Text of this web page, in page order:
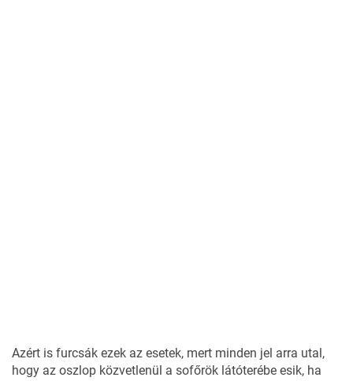
Azért is furcsák ezek az esetek, mert minden jel arra utal,
hogy az oszlop közvetlenül a sofőrök látóterébe esik, ha